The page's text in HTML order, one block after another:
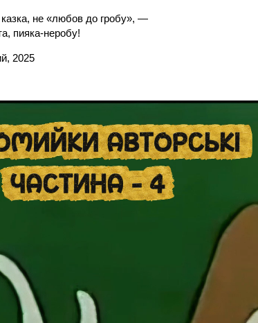
не «любов до гробу», —
пияка-неробу!
2025